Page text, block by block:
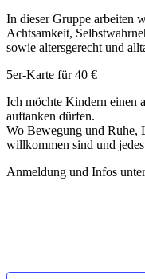
In dieser Gruppe arbeiten
Achtsamkeit,
sowie altersgerecht und
5er-Karte für 40 €
Ich möchte Kindern einen
auftanken dürfen.
Wo Bewegung und Ruhe,
willkommen sind und
Anmeldung und Infos